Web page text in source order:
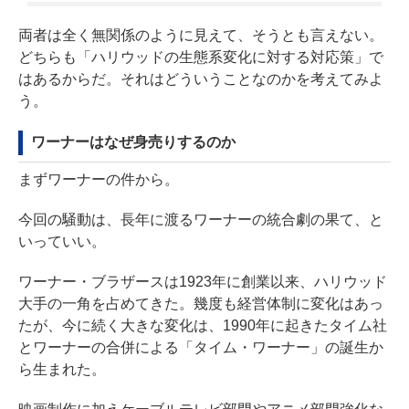
両者は全く無関係のように見えて、そうとも言えない。
どちらも「ハリウッドの生態系変化に対する対応策」で
はあるからだ。それはどういうことなのかを考えてみよ
う。
ワーナーはなぜ身売りするのか
まずワーナーの件から。
今回の騒動は、長年に渡るワーナーの統合劇の果て、と
いっていい。
ワーナー・ブラザースは1923年に創業以来、ハリウッド
大手の一角を占めてきた。幾度も経営体制に変化はあっ
たが、今に続く大きな変化は、1990年に起きたタイム社
とワーナーの合併による「タイム・ワーナー」の誕生か
ら生まれた。